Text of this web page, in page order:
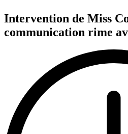
Intervention de Miss
communication rime